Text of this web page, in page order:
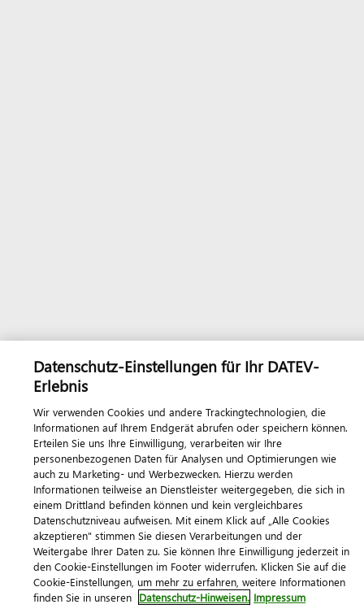
Datenschutz-Einstellungen für Ihr DATEV-
Erlebnis
Wir verwenden Cookies und andere Trackingtechnologien, die
Informationen auf Ihrem Endgerät abrufen oder speichern können.
Erteilen Sie uns Ihre Einwilligung, verarbeiten wir Ihre
personenbezogenen Daten für Analysen und Optimierungen wie
auch zu Marketing- und Werbezwecken. Hierzu werden
Informationen teilweise an Dienstleister weitergegeben, die sich in
einem Drittland befinden können und kein vergleichbares
Datenschutzniveau aufweisen. Mit einem Klick auf „Alle Cookies
akzeptieren" stimmen Sie diesen Verarbeitungen und der
Weitergabe Ihrer Daten zu. Sie können Ihre Einwilligung jederzeit in
den Cookie-Einstellungen im Footer widerrufen. Klicken Sie auf die
Cookie-Einstellungen, um mehr zu erfahren, weitere Informationen
finden Sie in unseren Datenschutz-Hinweisen. Impressum